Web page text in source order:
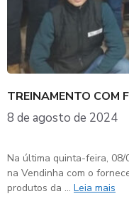
TREINAMENTO COM
8 de agosto de 2024
Na última quinta-feira,
na Vendinha com o
produtos da … Leia mais